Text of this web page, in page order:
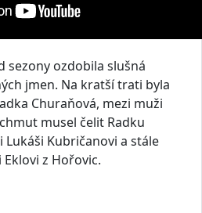
sezony ozdobila slušná
jmen. Na kratší trati byla
Churaňová, mezi muži
musel čelit Radku
Kubričanovi a stále
z Hořovic.